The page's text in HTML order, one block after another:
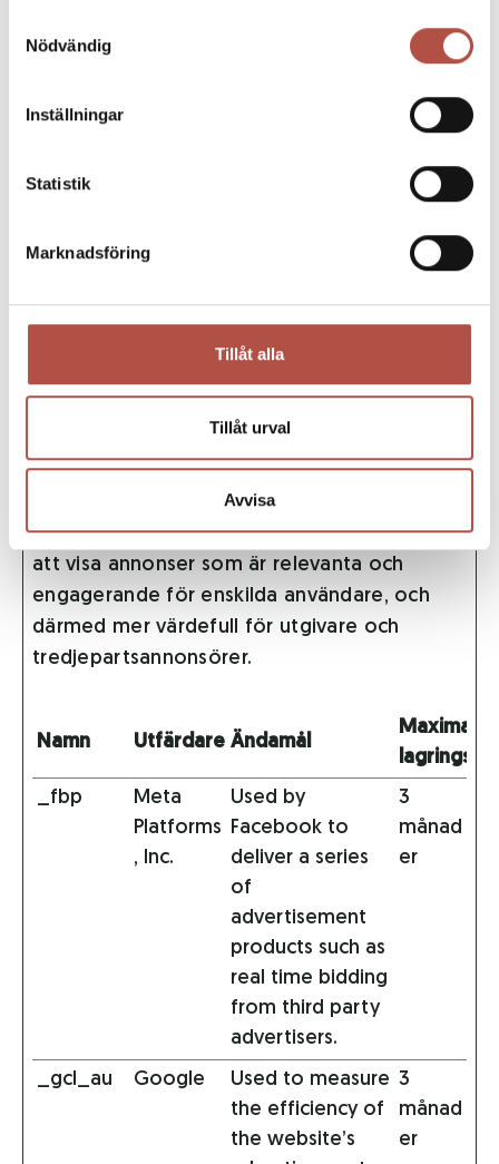
Nödvändig
Inställningar
Statistik
Marknadsföring
Tillåt alla
Tillåt urval
Avvisa
ld:#:$dia
boka.me
statistical
Bestän
Marknadsföring (6)
Cookies för marknadsföring används för att
spåra besökare på webbplatser. Avsikten är
att visa annonser som är relevanta och
engagerande för enskilda användare, och
därmed mer värdefull för utgivare och
tredjepartsannonsörer.
Namn Utfärdare Ändamål
Maximal
lagringstid
_fbp
Meta
Platforms
, Inc.
Used by
Facebook to
deliver a series
of
advertisement
products such as
real time bidding
from third party
advertisers.
3
månad
er
_gcl_au Google
Used to measure
the efficiency of
the website’s
3
månad
er